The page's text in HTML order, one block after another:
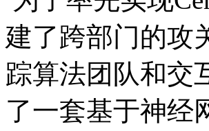
建了跨部门的攻
踪算法团队和交
了一套基于神经